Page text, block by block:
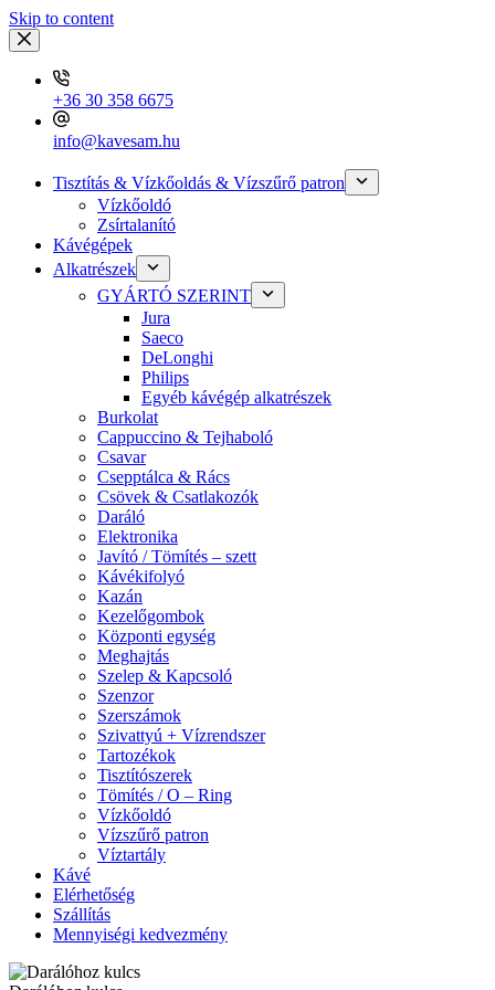
Skip to content
+36 30 358 6675
info@kavesam.hu
Tisztítás & Vízkőoldás & Vízszűrő patron
Vízkőoldó
Zsírtalanító
Kávégépek
Alkatrészek
GYÁRTÓ SZERINT
Jura
Saeco
DeLonghi
Philips
Egyéb kávégép alkatrészek
Burkolat
Cappuccino & Tejhaboló
Csavar
Csepptálca & Rács
Csövek & Csatlakozók
Daráló
Elektronika
Javító / Tömítés – szett
Kávékifolyó
Kazán
Kezelőgombok
Központi egység
Meghajtás
Szelep & Kapcsoló
Szenzor
Szerszámok
Szivattyú + Vízrendszer
Tartozékok
Tisztítószerek
Tömítés / O – Ring
Vízkőoldó
Vízszűrő patron
Víztartály
Kávé
Elérhetőség
Szállítás
Mennyiségi kedvezmény